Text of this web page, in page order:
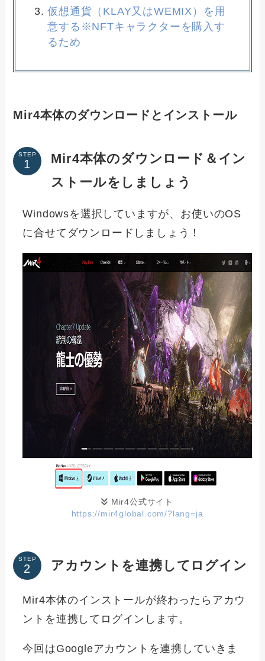
仮想通貨（KLAY又はWEMIX）を用
意する※NFTキャラクターを購入す
るため
Mir4本体のダウンロードとインストール
STEP
Mir4本体のダウンロード＆イン
ストールをしましょう
Windowsを選択していますが、お使いのOS
に合せてダウンロードしましょう！
Mir4公式サイト
https://mir4global.com/?lang=ja
STEP アカウントを連携してログイン
Mir4本体のインストールが終わったらアカウ
ントを連携してログインします。
今回はGoogleアカウントを連携していきま